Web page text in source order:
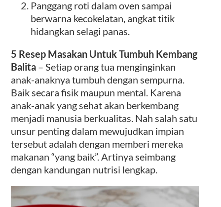
Panggang roti dalam oven sampai
berwarna kecokelatan, angkat titik
hidangkan selagi panas.
5 Resep Masakan Untuk Tumbuh Kembang
Balita – Setiap orang tua menginginkan
anak-anaknya tumbuh dengan sempurna.
Baik secara fisik maupun mental. Karena
anak-anak yang sehat akan berkembang
menjadi manusia berkualitas. Nah salah satu
unsur penting dalam mewujudkan impian
tersebut adalah dengan memberi mereka
makanan “yang baik”. Artinya seimbang
dengan kandungan nutrisi lengkap.